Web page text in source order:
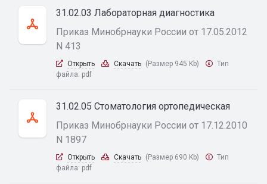
31.02.03 Лабораторная диагностика
Приказ Минобрнауки России от 17.05.2012
N 413
Открыть Скачать (Размер 945 Kb)
Тип
файла: pdf
31.02.05 Стоматология ортопедическая
Приказ Минобрнауки России от 17.12.2010
N 1897
Открыть Скачать (Размер 690 Kb)
Тип
файла: pdf